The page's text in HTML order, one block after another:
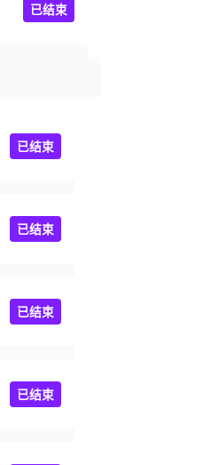
已结束
已结束
已结束
已结束
已结束